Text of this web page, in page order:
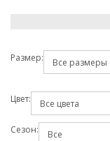
Размер:
Цвет:
Сезон: